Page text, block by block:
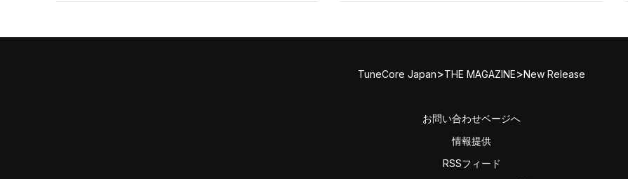
TuneCore Japan>THE MAGAZINE>New Release
お問い合わせページへ
情報提供
RSSフィード